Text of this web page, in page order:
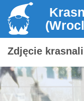
Zdjęcie